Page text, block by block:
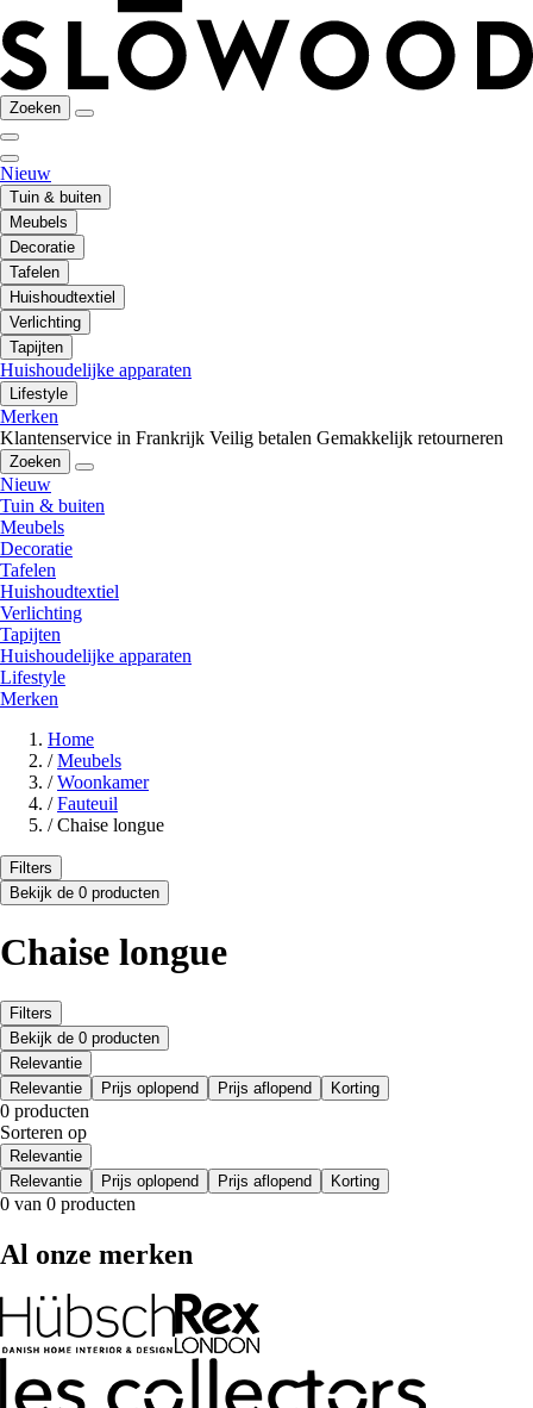
Zoeken
Nieuw
Tuin & buiten
Meubels
Decoratie
Tafelen
Huishoudtextiel
Verlichting
Tapijten
Huishoudelijke apparaten
Lifestyle
Merken
Klantenservice in Frankrijk Veilig betalen Gemakkelijk retourneren
Zoeken
Nieuw
Tuin & buiten
Meubels
Decoratie
Tafelen
Huishoudtextiel
Verlichting
Tapijten
Huishoudelijke apparaten
Lifestyle
Merken
Home
/ Meubels
/ Woonkamer
/ Fauteuil
/ Chaise longue
Filters
Bekijk de 0 producten
Chaise longue
Filters
Bekijk de 0 producten
Relevantie
Relevantie
Prijs oplopend Prijs aflopend Korting
0 producten
Sorteren op
Relevantie
Relevantie
Prijs oplopend Prijs aflopend Korting
0 van 0 producten
Al onze merken